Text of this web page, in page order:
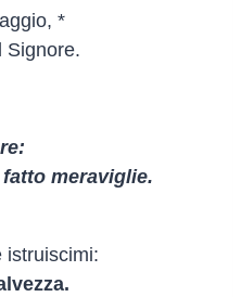
*
Signore.
meraviglie.
istruiscimi: